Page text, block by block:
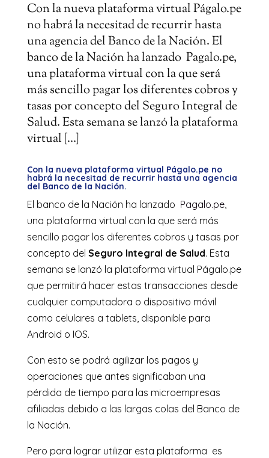
Con la nueva plataforma virtual Págalo.pe
no habrá la necesitad de recurrir hasta
una agencia del Banco de la Nación. El
banco de la Nación ha lanzado Pagalo.pe,
una plataforma virtual con la que será
más sencillo pagar los diferentes cobros y
tasas por concepto del Seguro Integral de
Salud. Esta semana se lanzó la plataforma
virtual […]
Con la nueva plataforma virtual Págalo.pe no
habrá la necesitad de recurrir hasta una agencia
del Banco de la Nación.
El banco de la Nación ha lanzado Pagalo.pe,
una plataforma virtual con la que será más
sencillo pagar los diferentes cobros y tasas por
concepto del Seguro Integral de Salud. Esta
semana se lanzó la plataforma virtual Págalo.pe
que permitirá hacer estas transacciones desde
cualquier computadora o dispositivo móvil
como celulares a tablets, disponible para
Android o IOS.
Con esto se podrá agilizar los pagos y
operaciones que antes significaban una
pérdida de tiempo para las microempresas
afiliadas debido a las largas colas del Banco de
la Nación.
Pero para lograr utilizar esta plataforma es